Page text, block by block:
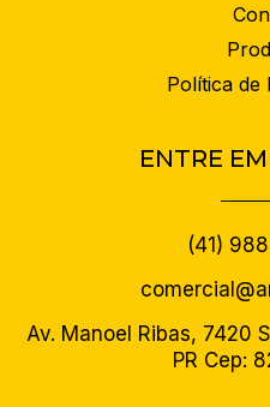
Política de
ENTRE
(41)
Av. Manoel Ribas, 7420
PR Cep: